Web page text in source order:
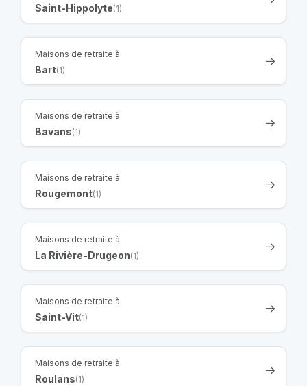
Saint-Hippolyte(1)
Maisons de retraite à
Bart(1)
Maisons de retraite à
Bavans(1)
Maisons de retraite à
Rougemont(1)
Maisons de retraite à
La Rivière-Drugeon(1)
Maisons de retraite à
Saint-Vit(1)
Maisons de retraite à
Roulans(1)